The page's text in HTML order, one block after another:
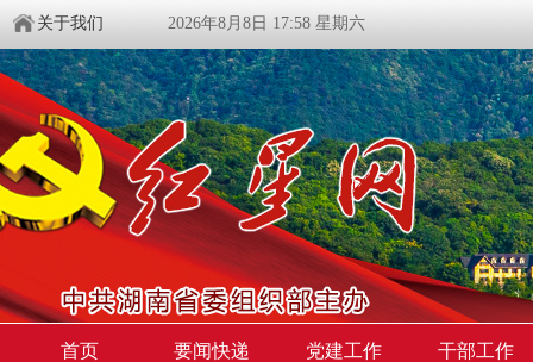
关于我们 2026年8月8日 17:58 星期六
首页 要闻快递 党建工作 干部工作